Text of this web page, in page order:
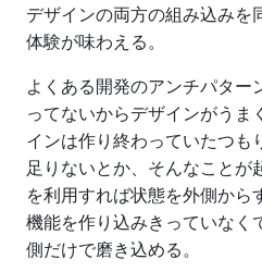
デザインの両方の組み込みを
体験が味わえる。
よくある開発のアンチパター
ってないからデザインがう
インは作り終わっていたつも
足りないとか、そんなこと
を利用すれば状態を外側から
機能を作り込みきっていなく
側だけで磨き込める。